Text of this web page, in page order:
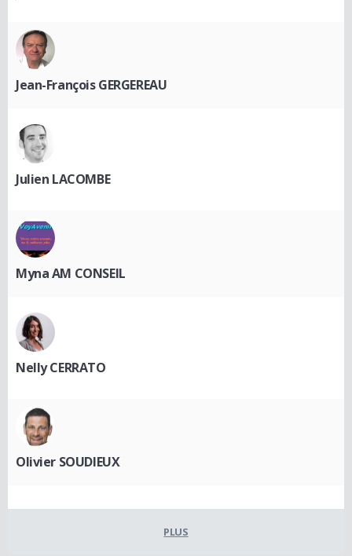
Jean-François GERGEREAU
Julien LACOMBE
Myna AM CONSEIL
Nelly CERRATO
Olivier SOUDIEUX
PLUS